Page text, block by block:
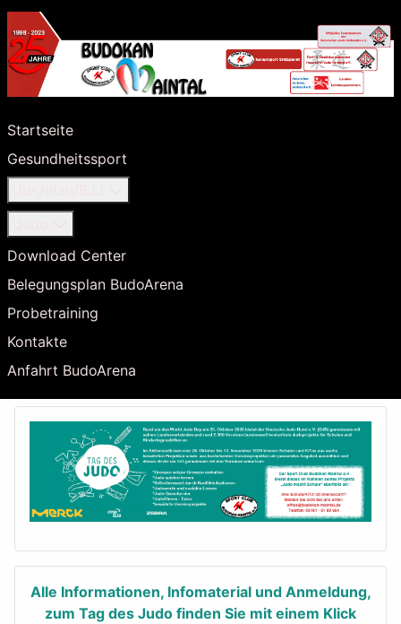
Startseite
Gesundheitssport
Download Center
Belegungsplan BudoArena
Probetraining
Kontakte
Anfahrt BudoArena
Alle Informationen, Infomaterial und Anmeldung,
zum Tag des Judo finden Sie mit einem Klick